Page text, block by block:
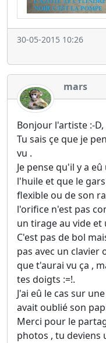
30-05-2015 10:26
mars
Bonjour l'artiste :-D,
Tu sais çe que je
vu .
Je pense qu'il y a
l'huile et que le
flexible ou de son
l'orifice n'est pas
un tirage au vide et
C'est pas de bol
pas avec un
que t'aurai vu ça ,
tes doigts :=!.
J'ai eû le cas sur
avait oublié son
Merci pour le
photos , tu deviens